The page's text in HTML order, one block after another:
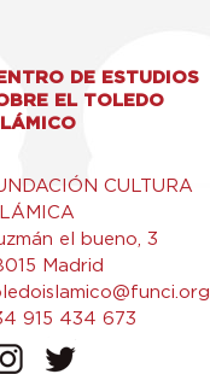
DE ESTUDIOS
EL TOLEDO
CULTURA
el bueno, 3
Madrid
915 434 673